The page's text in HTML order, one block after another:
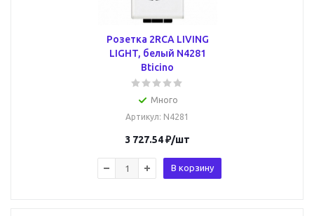
Розетка 2RCA LIVING
LIGHT, белый N4281
Bticino
Много
Артикул: N4281
3 727.54₽/шт
В корзину